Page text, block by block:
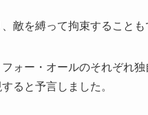
敵を縛って拘束することも
ォー・オールのそれぞれ
ると予言しました。